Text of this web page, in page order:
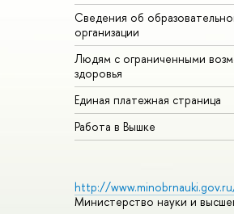
Сведения об
организации
Людям с ограниченными
здоровья
Единая платежная страница
Работа в Вышке
http://
Министерство науки и